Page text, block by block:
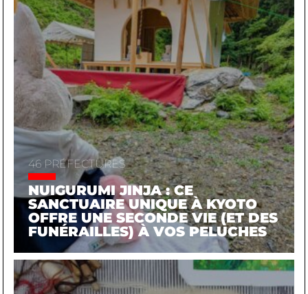
46 PRÉFECTURES
NUIGURUMI JINJA : CE
SANCTUAIRE UNIQUE À KYOTO
OFFRE UNE SECONDE VIE (ET DES
FUNÉRAILLES) À VOS PELUCHES